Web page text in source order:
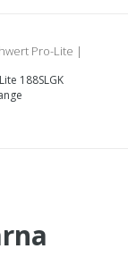
Pro-Lite |
188SLGK
mit